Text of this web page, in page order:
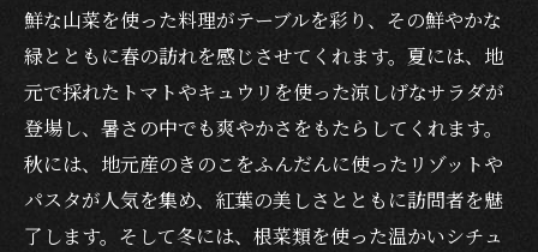
鮮な山菜を使った料理がテーブルを彩り、その鮮やかな
緑とともに春の訪れを感じさせてくれます。夏には、地
元で採れたトマトやキュウリを使った涼しげなサラダが
登場し、暑さの中でも爽やかさをもたらしてくれます。
秋には、地元産のきのこをふんだんに使ったリゾットや
パスタが人気を集め、紅葉の美しさとともに訪問者を魅
了します。そして冬には、根菜類を使った温かいシチュ